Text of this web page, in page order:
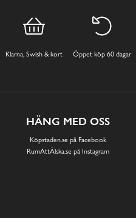
Klarna, Swish & kort Öppet köp 60 dagar
HÄNG MED OSS
Köpstaden.se på Facebook
RumAttÄlska.se på Instagram